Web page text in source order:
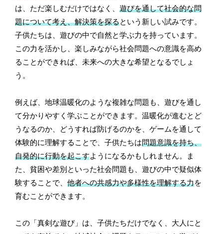
は、ただ楽しむだけではなく、遊びを通して社会的な問
題について考え、解決策を探るという新しい試みです。
子供たちは、遊びの中で自然と学ぶ力を持っています。
この力を活かし、楽しみながら社会問題への意識を高め
ることができれば、未来への大きな希望となるでしょ
う。
例えば、地球温暖化のような複雑な問題も、遊びを通し
て分かりやすく学ぶことができます。温暖化が進むとど
うなるのか、どうすれば防げるのかを、ゲームを通して
体験的に理解することで、子供たちは問題意識を持ち、
自発的に行動を起こすようになるかもしれません。ま
た、貧困や差別といった社会問題も、遊びの中で疑似体
験することで、他者への共感力や多様性を理解する力を
育むことができます。
この「真剣な遊び」は、子供たちだけでなく、大人にと